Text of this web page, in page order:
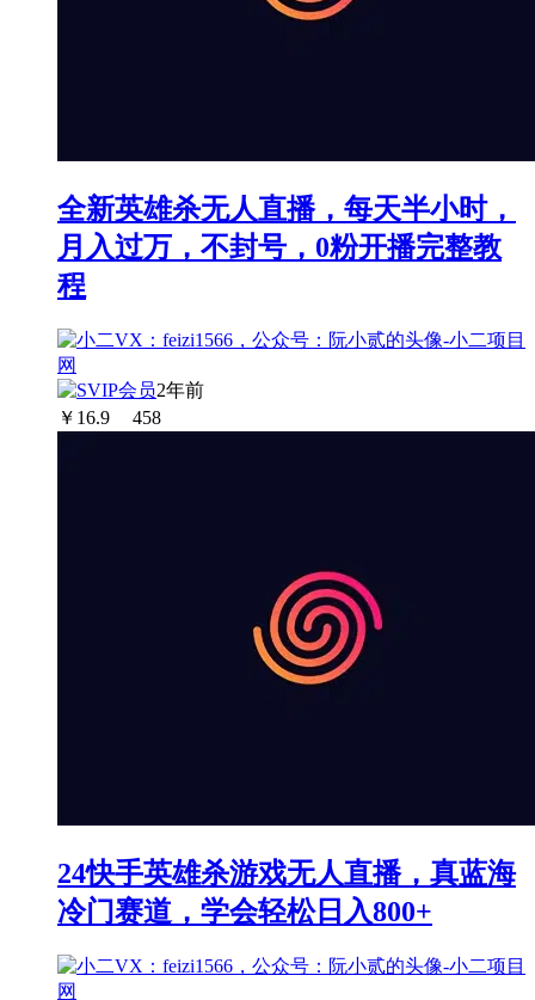
全新英雄杀无人直播，每天半小时，
月入过万，不封号，0粉开播完整教
程
2年前
￥ 16.9 458
24快手英雄杀游戏无人直播，真蓝海
冷门赛道，学会轻松日入800+